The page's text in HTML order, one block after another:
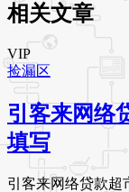
相关文章
VIP
捡漏区
引客来网络
填写
引客来网络贷款超